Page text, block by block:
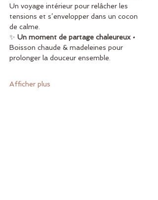
Un voyage intérieur pour relâcher les
tensions et s’envelopper dans un cocon
de calme.
✨ Un moment de partage chaleureux •
Boisson chaude & madeleines pour
prolonger la douceur ensemble.
Afficher plus